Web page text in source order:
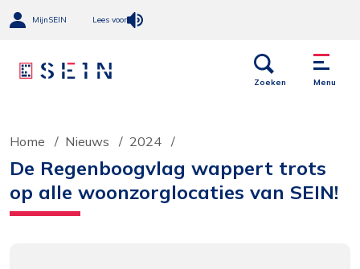
Open
Zoeken
Menu
links
Menu
MijnSEIN Lees voor
Home Nieuws 2024
De Regenboogvlag wappert trots
op alle woonzorglocaties van SEIN!